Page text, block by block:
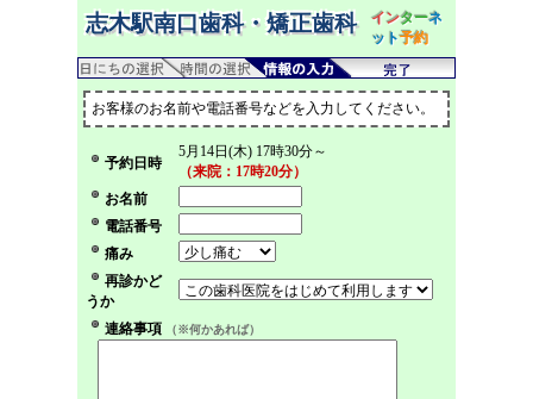
志木駅南口歯科・矯正歯科 インターネ
ット予約
お客様のお名前や電話番号などを入力してください。
予約日時
5月14日(木) 17時30分～
（来院：17時20分）
お名前
電話番号
痛み
再診かど
うか
連絡事項
（※何かあれば）